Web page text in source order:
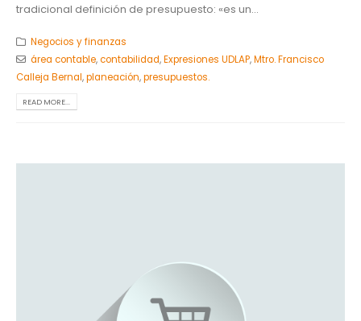
tradicional definición de presupuesto: «es un...
Negocios y finanzas
área contable,contabilidad,Expresiones UDLAP,Mtro. Francisco
Calleja Bernal,planeación,presupuestos.
READ MORE...